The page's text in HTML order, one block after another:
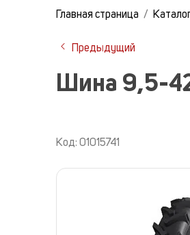
Главная страница
Предыдущий
Шина 9,5-
Код: 01015741